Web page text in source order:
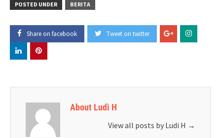
POSTED UNDER BERITA
Share on facebook Tweet on twitter
About Ludi H
View all posts by Ludi H →